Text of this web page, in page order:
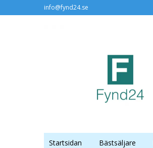
info@fynd24.se
Startsidan Bästsäljare